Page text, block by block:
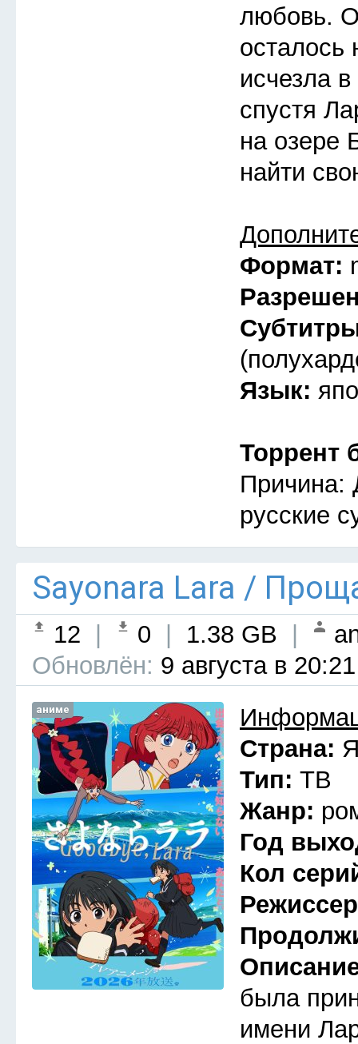
любовь.
осталось
исчезла
спустя
на озере
найти
Формат:
Язык:
Торрент
Причина:
русские
Sayonara Lara /
12 0 1.38 GB
Обновлён: 9 августа в 20:21
аниме
Страна:
Тип: ТВ
Жанр:
Год
Кол
была
имени